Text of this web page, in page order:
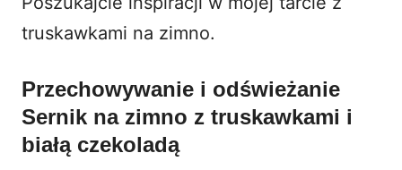
truskawkami na zimno.
Przechowywanie i odświeżanie
Sernik na zimno z truskawkami i
białą czekoladą